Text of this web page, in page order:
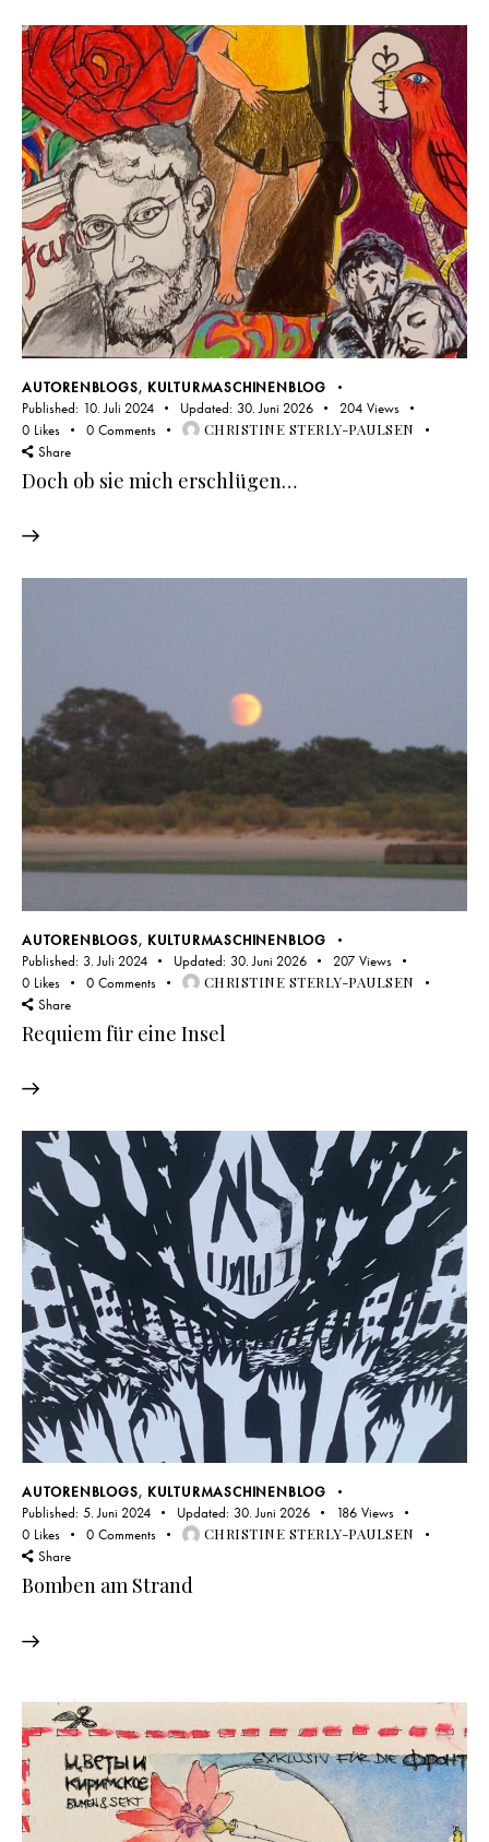
AUTORENBLOGS, KULTURMASCHINENBLOG
Published: 10. Juli 2024 Updated: 30. Juni 2026 204 Views
0 Likes 0 Comments
CHRISTINE STERLY-PAULSEN
Share
Doch ob sie mich erschlügen…
AUTORENBLOGS, KULTURMASCHINENBLOG
Published: 3. Juli 2024 Updated: 30. Juni 2026 207 Views
0 Likes 0 Comments
CHRISTINE STERLY-PAULSEN
Share
Requiem für eine Insel
AUTORENBLOGS, KULTURMASCHINENBLOG
Published: 5. Juni 2024 Updated: 30. Juni 2026 186 Views
0 Likes 0 Comments
CHRISTINE STERLY-PAULSEN
Share
Bomben am Strand